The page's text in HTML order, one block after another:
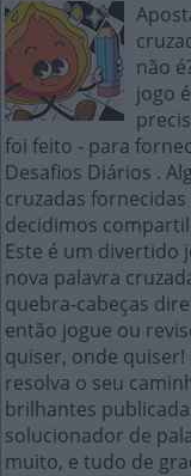
não
jogo
foi feito - para
Desafios Diários .
cruzadas
decidimos
Este é um divertido
nova palavra
quebra-cabeças
então jogue ou
quiser, onde
resolva o seu
brilhantes
solucionador de
muito, e tudo de